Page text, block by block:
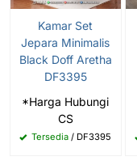
Kamar Set
Jepara Minimalis
Black Doff Aretha
DF3395
*Harga Hubungi
CS
Tersedia / DF3395